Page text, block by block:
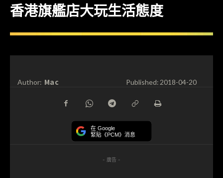
香港旗艦店大玩生活態度
Author: Mac Published:2018-04-20
在 Google
緊貼《PCM》消息
- 廣告 -